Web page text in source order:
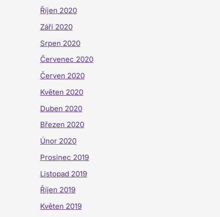
Říjen 2020
Září 2020
Srpen 2020
Červenec 2020
Červen 2020
Květen 2020
Duben 2020
Březen 2020
Únor 2020
Prosinec 2019
Listopad 2019
Říjen 2019
Květen 2019